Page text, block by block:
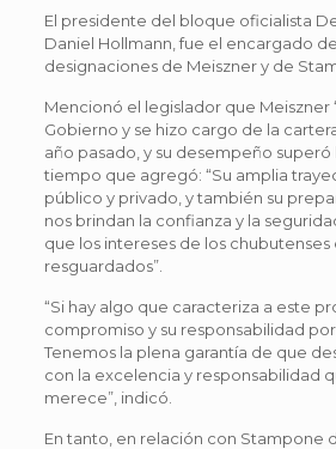
El presidente del bloque oficialista
Daniel Hollmann, fue el encargado
designaciones de Meiszner y de
Mencionó el legislador que Meiszner
Gobierno y se hizo cargo de la
año pasado, y su desempeño superó
tiempo que agregó: “Su amplia
público y privado, y también su
nos brindan la confianza y la
que los intereses de los chubutenses
resguardados”.
“Si hay algo que caracteriza a este
compromiso y su responsabilidad
Tenemos la plena garantía de que
con la excelencia y responsabilidad
merece”, indicó.
En tanto, en relación con Stampone